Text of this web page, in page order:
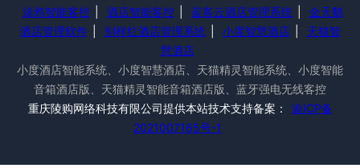
涂鸦智能客控 酒店智能客控 蓝客云酒店管理系统
金天鹅
酒店管理软件
别样红酒店管理系统 小度智慧酒店
天猫智
慧酒店
小度酒店智能系统、小度智慧酒店、天猫精灵智能系统、小度智能
音箱酒店版、天猫精灵智能音箱酒店版、蓝牙强电无线客控
重庆陵购网络科技有限公司提供本站技术支持备案：
渝ICP备
2021007165号-1